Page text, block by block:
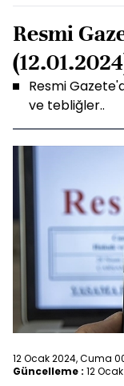
Resmi
Resmi
ve tebliğler..
12 Ocak 2024, Cuma
Güncelleme : 12